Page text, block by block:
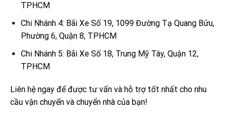
TPHCM
Chi Nhánh 4: Bãi Xe Số 19, 1099 Đường Tạ Quang Bửu,
Phường 6, Quận 8, TPHCM
Chi Nhánh 5: Bãi Xe Số 18, Trung Mỹ Tây, Quận 12,
TPHCM
Liên hệ ngay để được tư vấn và hỗ trợ tốt nhất cho nhu
cầu vận chuyển và chuyển nhà của bạn!